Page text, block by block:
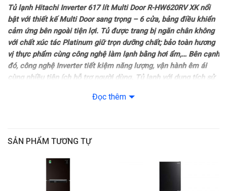
Sản xuất tại: Nhật Bản
Mức tiêu thụ điện năng
Công suất tiêu thụ công bố theo TCVN: 377 kWh/năm
Công nghệ tiết kiệm điện: Tấm cách nhiệt chân không
Công nghệ bảo quản và làm lạnh
Công nghệ làm lạnh: Làm lạnh nhanh Quick Cooling Làm lạnh
Tủ lạnh Hitachi Inverter 617 lít Multi Door R-HW620RV XK nổi
bật với thiết kế Multi Door sang trọng – 6 cửa, bảng điều khiển
cảm ứng bên ngoài tiện lợi. Tủ được trang bị ngăn chân không
với chất xúc tác Platinum giữ trọn dưỡng chất; bảo toàn hương
vị thực phẩm cùng công nghệ làm lạnh bằng hơi ẩm,… Bên cạnh
đó, công nghệ Inverter tiết kiệm năng lượng, vận hành êm ái
cùng nhiều tiện ích hỗ trợ người dùng. Tủ lạnh với dung tích sử
– 6 cánh hiện đại. Mẫu thiết kế sang trọng, tạo điểm nhấn cho
liền mạch, mang tính thẩm mỹ cao, dễ lau dọn bề mặt giúp giữ
Đọc thêm
SẢN PHẨM TƯƠNG TỰ